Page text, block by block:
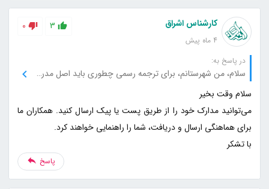
کارشناس اشراق
4 ماه پیش
3
0
در پاسخ به:
سلام، من شهرستانم، برای ترجمه رسمی چطوری باید اصل مدرک رو برسونم به دستتون؟
می‌توانید مدارک خود را از طریق پست یا پیک ارسال کنید. همکاران ما
با تشکر
پاسخ